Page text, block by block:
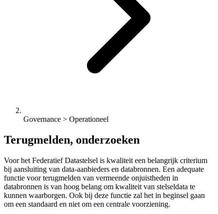
Governance > Operationeel
Terugmelden, onderzoeken
Voor het Federatief Datastelsel is kwaliteit een belangrijk criterium
bij aansluiting van data-aanbieders en databronnen. Een adequate
functie voor terugmelden van vermeende onjuistheden in
databronnen is van hoog belang om kwaliteit van stelseldata te
kunnen waarborgen. Ook bij deze functie zal het in beginsel gaan
om een standaard en niet om een centrale voorziening.